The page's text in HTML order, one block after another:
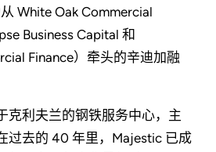
White Oak Commercial
Business Capital 和
Finance）牵头的辛迪加融
克利夫兰的钢铁服务中心，主
过去的 40 年里，Majestic 已成